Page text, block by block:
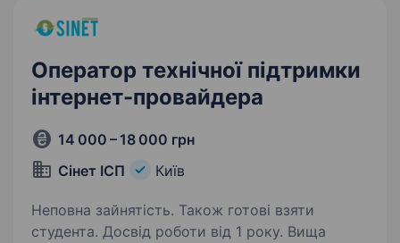
Оператор технічної підтримки
інтернет-провайдера
14 000 – 18 000 грн
Сінет ІСП
Київ
Неповна зайнятість. Також готові взяти
студента. Досвід роботи від 1 року. Вища